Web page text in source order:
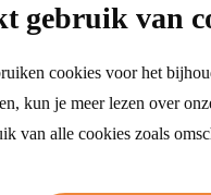
gebruik van
cookies voor het
kun je meer lezen over
van alle cookies zoals